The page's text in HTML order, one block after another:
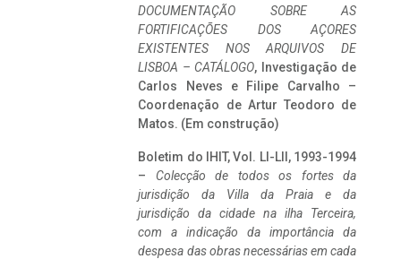
DOCUMENTAÇÃO SOBRE AS
FORTIFICAÇÕES DOS AÇORES
EXISTENTES NOS ARQUIVOS DE
LISBOA – CATÁLOGO, Investigação de
Carlos Neves e Filipe Carvalho –
Coordenação de Artur Teodoro de
Matos. (Em construção)
Boletim do IHIT, Vol. LI-LII, 1993-1994
– Colecção de todos os fortes da
jurisdição da Villa da Praia e da
jurisdição da cidade na ilha Terceira,
com a indicação da importância da
despesa das obras necessárias em cada